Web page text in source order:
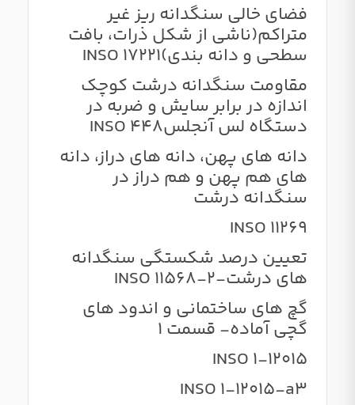
فضای خالی سنگدانه ریز غیر
متراکم(ناشی از شکل ذرات، بافت
سطحی و دانه بندی)INSO 17221
مقاومت سنگدانه درشت کوچک
اندازه در برابر سایش و ضربه در
دستگاه لس آنجلسINSO 448
دانه های پهن، دانه های دراز، دانه
های هم پهن و هم دراز در
سنگدانه درشت
INSO 11269
تعیین درصد شکستگی سنگدانه
های درشت-INSO 11568-2
گچ های ساختمانی و اندود های
گچی آماده- قسمت 1
INSO 1-12015
INSO 1-12015-a3